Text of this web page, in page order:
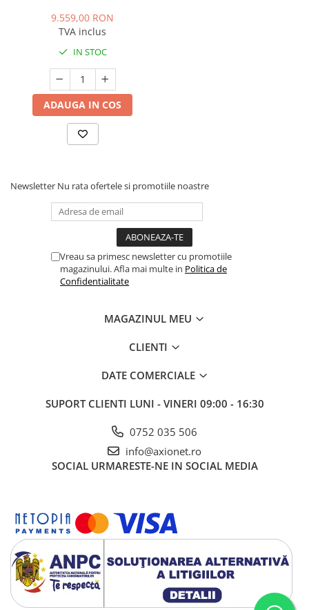
switch, PID), 15 kW, 22.5 kW
peak
9.559,00 RON
TVA inclus
IN STOC
ADAUGA IN COS
Newsletter Nu rata ofertele si promotiile noastre
Vreau sa primesc newsletter cu promotiile
magazinului. Afla mai multe in Politica de
Confidentialitate
MAGAZINUL MEU
CLIENTI
DATE COMERCIALE
SUPORT CLIENTI LUNI - VINERI 09:00 - 16:30
0752 035 506
info@axionet.ro
SOCIAL URMARESTE-NE IN SOCIAL MEDIA